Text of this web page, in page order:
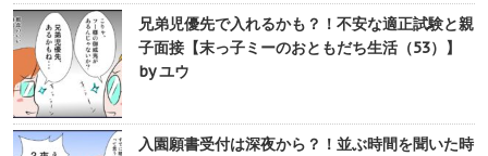
兄弟児優先で入れるかも？！不安な適正試験と親
子面接【末っ子ミーのおともだち生活（53）】
by ユウ
入園願書受付は深夜から？！並ぶ時間を聞いた時